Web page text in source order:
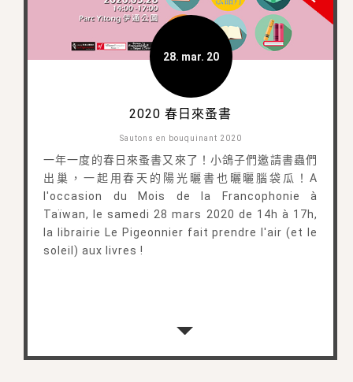
28. mar. 20
2020 春日來蚤書
Sautons en bouquinant 2020
一年一度的春日來蚤書又來了！小鴿子們邀請書蟲們
出巢，一起用春天的陽光曬書也曬曬腦袋瓜！A
l'occasion du Mois de la Francophonie à
Taïwan, le samedi 28 mars 2020 de 14h à 17h,
la librairie Le Pigeonnier fait prendre l'air (et le
soleil) aux livres !